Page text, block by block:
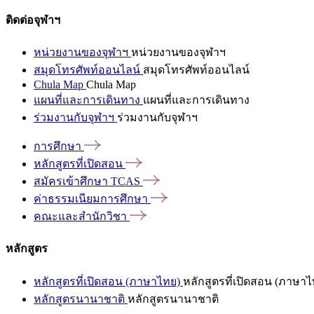
ติดต่อจุฬาฯ
หน่วยงานของจุฬาฯ หน่วยงานของจุฬาฯ
สมุดโทรศัพท์ออนไลน์ สมุดโทรศัพท์ออนไลน์
Chula Map Chula Map
แผนที่และการเดินทาง แผนที่และการเดินทาง
ร่วมงานกับจุฬาฯ ร่วมงานกับจุฬาฯ
การศึกษา
หลักสูตรที่เปิดสอน
สมัครเข้าศึกษา TCAS
ค่าธรรมเนียมการศึกษา
คณะและสำนักวิชา
หลักสูตร
หลักสูตรที่เปิดสอน (ภาษาไทย) หลักสูตรที่เปิดสอน (ภาษาไ
หลักสูตรนานาชาติ หลักสูตรนานาชาติ